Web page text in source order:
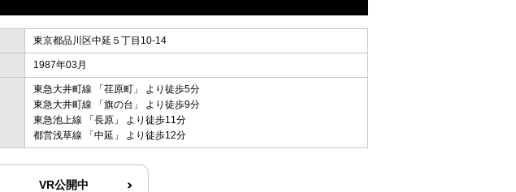
東京都品川区中延５丁目10-14
1987年03月
東急大井町線 「 荏原町 」 より徒歩5分
東急大井町線 「 旗の台 」 より徒歩9分
東急池上線 「 長原 」 より徒歩11分
都営浅草線 「 中延 」 より徒歩12分
VR公開中